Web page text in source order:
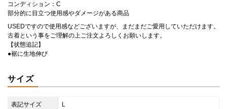
コンディション：C
部分的に目立つ使用感やダメージがある商品
USEDですので使用感などございますが、まだまだご愛用していただけます。
古着という事をご理解の上ご注文よろしくお願いします。
【状態追記】
●裾に生地伸び
サイズ
表記サイズ L